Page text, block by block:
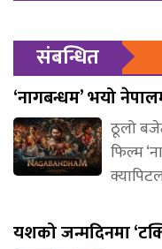
संबन्धित
‘नागबन्धम’ भयो
ठूलो
फिल्म
यशको जन्मदिनमा